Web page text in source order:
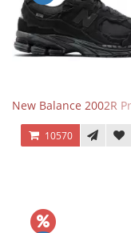
New Balance 2002R
10570